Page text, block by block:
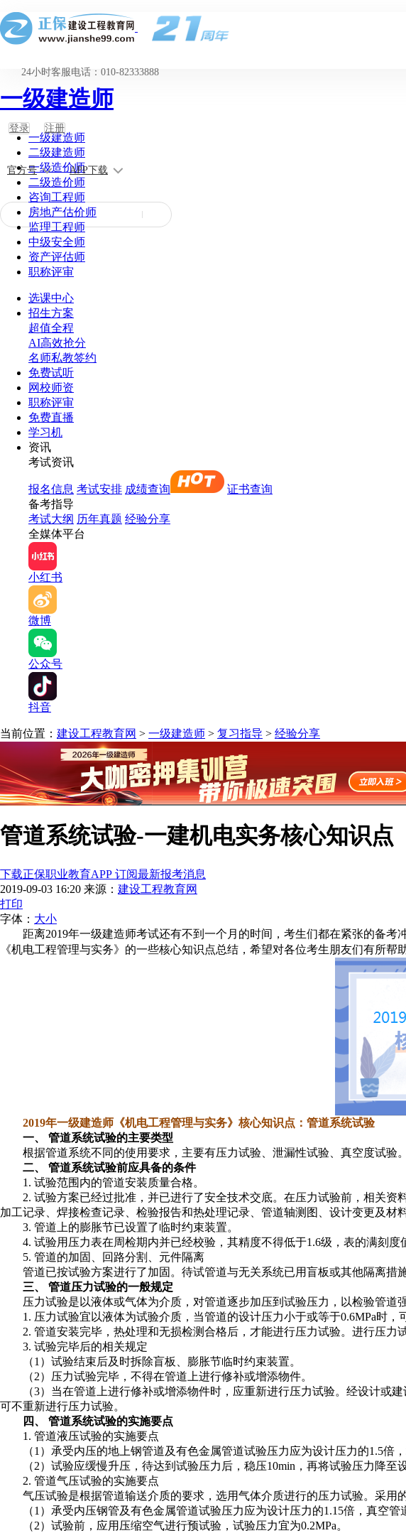
24小时客服电话：010-82333888
登录 注册
官方号 APP下载
一级建造师
一级建造师
二级建造师
一级造价师
二级造价师
咨询工程师
房地产估价师
监理工程师
中级安全师
资产评估师
职称评审
选课中心
招生方案
超值全程
AI高效抢分
名师私教签约
免费试听
网校师资
职称评审
免费直播
学习机
资讯
考试资讯
报名信息 考试安排 成绩查询
证书查询
备考指导
考试大纲 历年真题 经验分享
全媒体平台
小红书
微博
公众号
抖音
当前位置： 建设工程教育网 > 一级建造师 > 复习指导 > 经验分享
管道系统试验-一建机电实务核心知识点
下载正保职业教育APP 订阅最新报考消息
2019-09-03 16:20 来源： 建设工程教育网
打印
字体： 大小
距离2019年一级建造师考试还有不到一个月的时间，考生们都在紧张的备
《机电工程管理与实务》的一些核心知识点总结，希望对各位考生朋友们有所帮
2019年一级建造师《机电工程管理与实务》核心知识点：管道系统试验
一、 管道系统试验的主要类型
根据管道系统不同的使用要求，主要有压力试验、泄漏性试验、真空度试验。
二、 管道系统试验前应具备的条件
1. 试验范围内的管道安装质量合格。
2. 试验方案已经过批准，并已进行了安全技术交底。在压力试验前，相关
加工记录、焊接检查记录、检验报告和热处理记录、管道轴测图、设计变更及材
3. 管道上的膨胀节已设置了临时约束装置。
4. 试验用压力表在周检期内并已经校验，其精度不得低于1.6级，表的满刻度
5. 管道的加固、回路分割、元件隔离
管道已按试验方案进行了加固。待试管道与无关系统已用盲板或其他隔离措
三、 管道压力试验的一般规定
压力试验是以液体或气体为介质，对管道逐步加压到试验压力，以检验管道
1. 压力试验宜以液体为试验介质，当管道的设计压力小于或等于0.6MPa时
2. 管道安装完毕，热处理和无损检测合格后，才能进行压力试验。进行压力
3. 试验完毕后的相关规定
（1）试验结束后及时拆除盲板、膨胀节临时约束装置。
（2）压力试验完毕，不得在管道上进行修补或增添物件。
（3）当在管道上进行修补或增添物件时，应重新进行压力试验。经设计或
可不重新进行压力试验。
四、 管道系统试验的实施要点
1. 管道液压试验的实施要点
（1）承受内压的地上钢管道及有色金属管道试验压力应为设计压力的1.5倍
（2）试验应缓慢升压，待达到试验压力后，稳压10min，再将试验压力降
2. 管道气压试验的实施要点
气压试验是根据管道输送介质的要求，选用气体介质进行的压力试验。采
（1）承受内压钢管及有色金属管道试验压力应为设计压力的1.15倍，真空管
（2）试验前，应用压缩空气进行预试验，试验压力宜为0.2MPa。